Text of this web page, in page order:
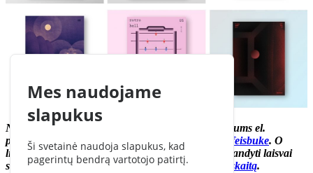
Norite pasidalinti savo sėkmės istorija? Rašykite mums el.
paštuinfo@cflow.lt arba siųskite asmeninę žinutę feisbuke. O
likusius „freelancerius“ kviečiame nemokamai išbandyti laisvai
samdomiems specialistams sukurtąelektroninę apskaitą.
Mes naudojame
slapukus
Ši svetainė naudoja slapukus, kad
pagerintų bendrą vartotojo patirtį.